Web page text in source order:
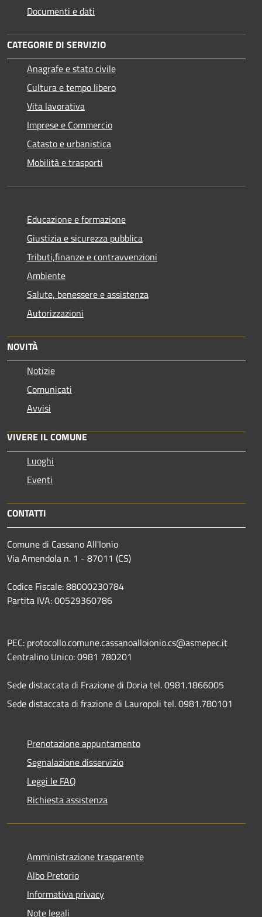
Documenti e dati
CATEGORIE DI SERVIZIO
Anagrafe e stato civile
Cultura e tempo libero
Vita lavorativa
Imprese e Commercio
Catasto e urbanistica
Mobilità e trasporti
Educazione e formazione
Giustizia e sicurezza pubblica
Tributi,finanze e contravvenzioni
Ambiente
Salute, benessere e assistenza
Autorizzazioni
NOVITÀ
Notizie
Comunicati
Avvisi
VIVERE IL COMUNE
Luoghi
Eventi
CONTATTI
Comune di Cassano All'Ionio
Via Amendola n. 1 - 87011 (CS)
Codice Fiscale: 88000230784
Partita IVA: 00529360786
PEC: protocollo.comune.cassanoalloionio.cs@asmepec.it
Centralino Unico: 0981 780201
Sede distaccata di Frazione di Doria tel. 0981.1866005
Sede distaccata di frazione di Lauropoli tel. 0981.780101
Prenotazione appuntamento
Segnalazione disservizio
Leggi le FAQ
Richiesta assistenza
Amministrazione trasparente
Albo Pretorio
Informativa privacy
Note legali